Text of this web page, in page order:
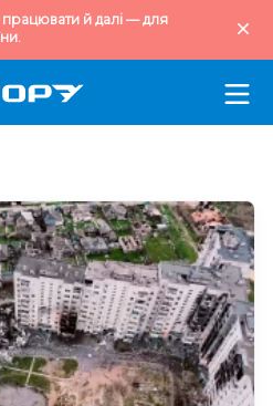
й далі — для